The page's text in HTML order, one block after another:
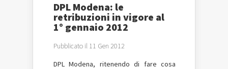
DPL Modena: le
retribuzioni in vigore al
1° gennaio 2012
Pubblicato il 11 Gen 2012
DPL Modena, ritenendo di fare cosa